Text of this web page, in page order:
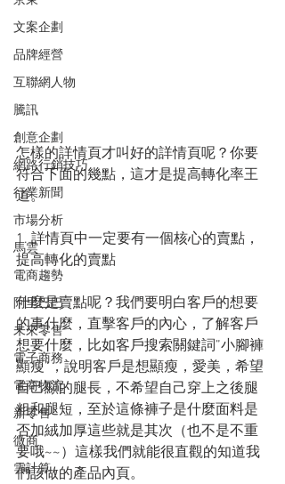
文案企劃
品牌經營
互聯網人物
騰訊
創意企劃
網路行銷技巧
行業新聞
市場分析
馬雲
電商趨勢
阿里巴巴
未來零售
電子商務
電商物流
新零售
微商
雲計算
怎樣的詳情頁才叫好的詳情頁呢？你要
符合下面的幾點，這才是提高轉化率王
道。
1. 詳情頁中一定要有一個核心的賣點，
提高轉化的賣點
什麼是賣點呢？我們要明白客戶的想要
的事什麼，直擊客戶的內心，了解客戶
想要什麼，比如客戶搜索關鍵詞”小腳褲
顯瘦”，說明客戶是想顯瘦，愛美，希望
自己顯的腿長，不希望自己穿上之後腿
粗和腿短，至於這條褲子是什麼面料是
否加絨加厚這些就是其次（也不是不重
要哦~~）這樣我們就能很直觀的知道我
們該做的產品內頁。